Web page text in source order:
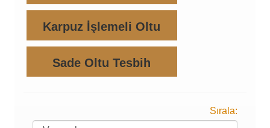
Karpuz İşlemeli Oltu
Sade Oltu Tesbih
Sırala: